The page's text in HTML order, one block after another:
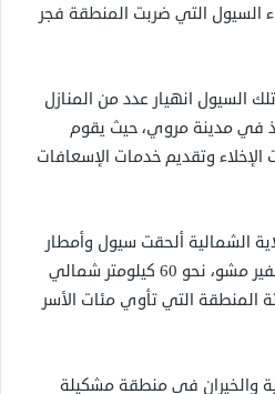
السيول التي ضربت المنطقة فجر
السيول انهيار عدد من المنازل
في مدينة مروي، حيث يقوم
الإخلاء وتقديم خدمات الإسعافات
الشمالية ألحقت سيول وأمطار
أضرارا بمنازل المواطنين في حفير مشو، نحو 60 كيلومتر شمالي
المنطقة التي تأوي مئات الأسر
والخيران في منطقة مشكيلة